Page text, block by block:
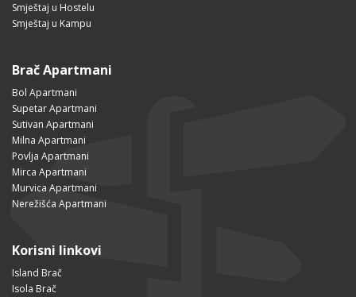
Smještaj u Hostelu
Smještaj u Kampu
Brač Apartmani
Bol Apartmani
Supetar Apartmani
Sutivan Apartmani
Milna Apartmani
Povlja Apartmani
Mirca Apartmani
Murvica Apartmani
Nerežišća Apartmani
Korisni linkovi
Island Brač
Isola Brač